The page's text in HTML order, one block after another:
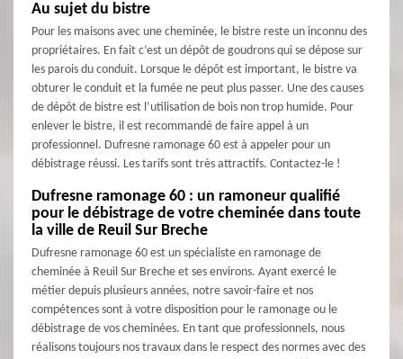
Au sujet du bistre
Pour les maisons avec une cheminée, le bistre reste un inconnu des
propriétaires. En fait c’est un dépôt de goudrons qui se dépose sur
les parois du conduit. Lorsque le dépôt est important, le bistre va
obturer le conduit et la fumée ne peut plus passer. Une des causes
de dépôt de bistre est l’utilisation de bois non trop humide. Pour
enlever le bistre, il est recommandé de faire appel à un
professionnel. Dufresne ramonage 60 est à appeler pour un
débistrage réussi. Les tarifs sont très attractifs. Contactez-le !
Dufresne ramonage 60 : un ramoneur qualifié
pour le débistrage de votre cheminée dans toute
la ville de Reuil Sur Breche
Dufresne ramonage 60 est un spécialiste en ramonage de
cheminée à Reuil Sur Breche et ses environs. Ayant exercé le
métier depuis plusieurs années, notre savoir-faire et nos
compétences sont à votre disposition pour le ramonage ou le
débistrage de vos cheminées. En tant que professionnels, nous
réalisons toujours nos travaux dans le respect des normes avec des